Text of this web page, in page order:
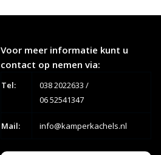
Voor meer informatie kunt u
contact op nemen via:
Tel: 038 2022633 /
06 52541347
Mail: info@kamperkachels.nl